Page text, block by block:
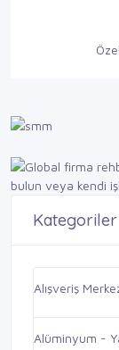
Kategoriler
Alışveriş
Alüminyum -